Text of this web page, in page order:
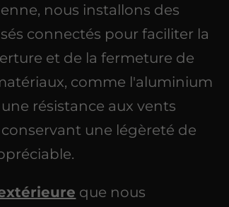
nous installons des
connectés pour faciliter la
et de la fermeture de
comme l'aluminium
résistance aux vents
une légèreté de
que nous